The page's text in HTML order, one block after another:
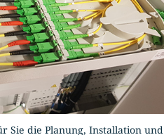
Sie die Planung, Installation und